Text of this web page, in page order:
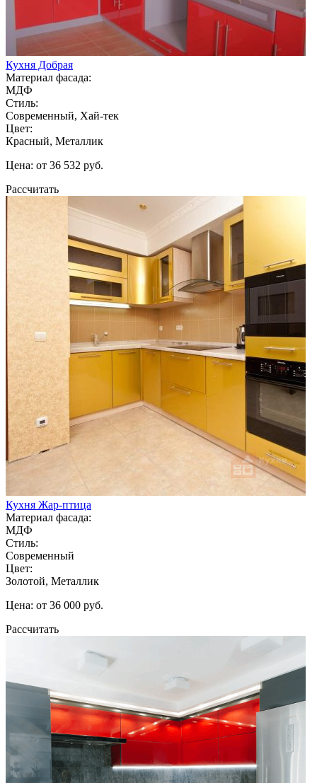
Кухня Добрая
Материал фасада:
МДФ
Стиль:
Современный, Хай-тек
Цвет:
Красный, Металлик
Цена: от 36 532 руб.
Рассчитать
Кухня Жар-птица
Материал фасада:
МДФ
Стиль:
Современный
Цвет:
Золотой, Металлик
Цена: от 36 000 руб.
Рассчитать